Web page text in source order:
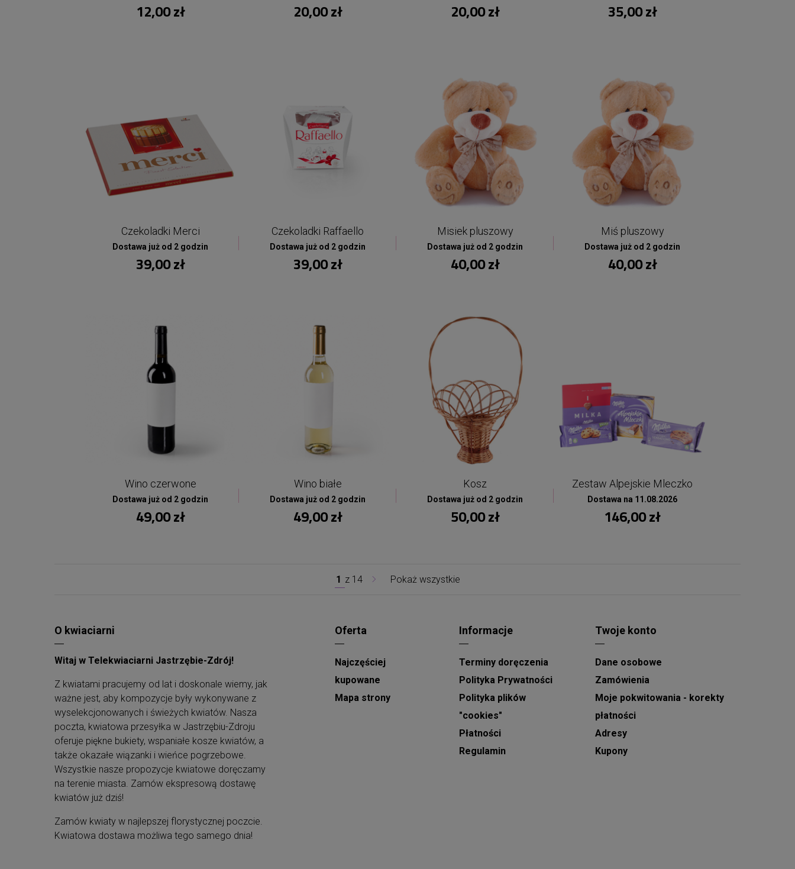
12,00 zł 20,00 zł 20,00 zł 35,00 zł
Czekoladki Merci
Dostawa już od 2 godzin
39,00 zł
Czekoladki Raffaello
Dostawa już od 2 godzin
39,00 zł
Misiek pluszowy
Dostawa już od 2 godzin
40,00 zł
Miś pluszowy
Dostawa już od 2 godzin
40,00 zł
Wino czerwone
Dostawa już od 2 godzin
49,00 zł
Wino białe
Dostawa już od 2 godzin
49,00 zł
Kosz
Dostawa już od 2 godzin
50,00 zł
Zestaw Alpejskie Mleczko
Dostawa na 11.08.2026
146,00 zł
1 z 14 Pokaż wszystkie
O kwiaciarni
Witaj w Telekwiaciarni Jastrzębie-Zdrój!
Z kwiatami pracujemy od lat i doskonale wiemy, jak
ważne jest, aby kompozycje były wykonywane z
wyselekcjonowanych i świeżych kwiatów. Nasza
poczta, kwiatowa przesyłka w Jastrzębiu-Zdroju
oferuje piękne bukiety, wspaniałe kosze kwiatów, a
także okazałe wiązanki i wieńce pogrzebowe.
Wszystkie nasze propozycje kwiatowe doręczamy
na terenie miasta. Zamów ekspresową dostawę
kwiatów już dziś!
Zamów kwiaty w najlepszej florystycznej poczcie.
Kwiatowa dostawa możliwa tego samego dnia!
Oferta
Najczęściej
kupowane
Mapa strony
Informacje
Terminy doręczenia
Polityka Prywatności
Polityka plików
"cookies"
Płatności
Regulamin
Twoje konto
Dane osobowe
Zamówienia
Moje pokwitowania - korekty
płatności
Adresy
Kupony